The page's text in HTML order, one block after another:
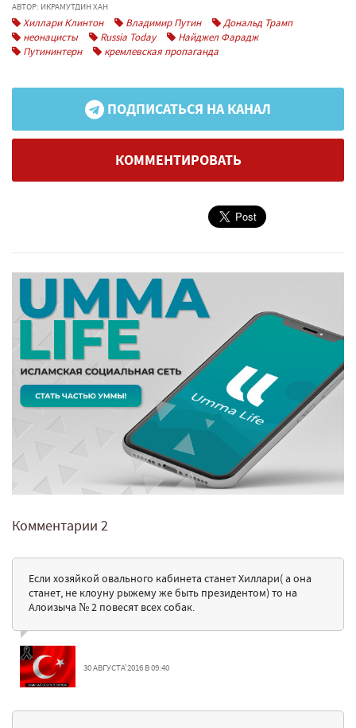
АВТОР: ИКРАМУТДИН ХАН
Хиллари Клинтон Владимир Путин
Дональд Трамп
неонацисты
Russia Today
Найджел Фарадж
Путининтерн
кремлевская пропаганда
ПОДПИСАТЬСЯ НА КАНАЛ
КОММЕНТИРОВАТЬ
Комментарии 2
Если хозяйкой овального кабинета станет Хиллари( а она
станет, не клоуну рыжему же быть президентом) то на
Алоизыча № 2 повесят всех собак.
30 АВГУСТА'2016 В 09:40